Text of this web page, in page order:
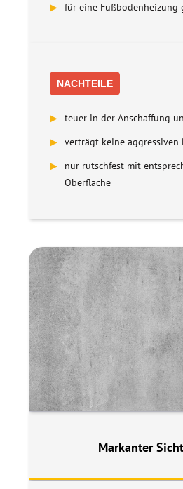
▶ für eine Fußbodenheizung
NACHTEILE
▶ teuer in der Anschaffung
▶ verträgt keine
▶
nur rutschfest mit
Oberfläche
Markanter